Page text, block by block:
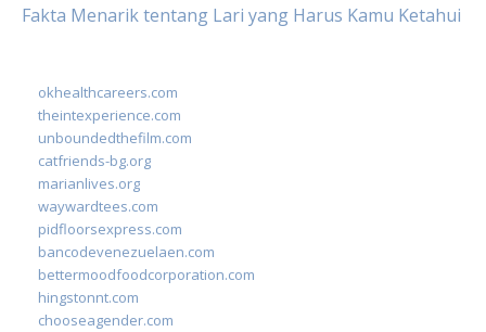
Fakta Menarik tentang Lari yang Harus Kamu Ketahui
okhealthcareers.com
theintexperience.com
unboundedthefilm.com
catfriends-bg.org
marianlives.org
waywardtees.com
pidfloorsexpress.com
bancodevenezuelaen.com
bettermoodfoodcorporation.com
hingstonnt.com
chooseagender.com